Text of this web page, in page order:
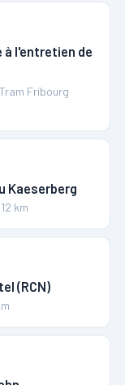
l'entretien de
Fribourg
Kaeserberg
12 km
(RCN)